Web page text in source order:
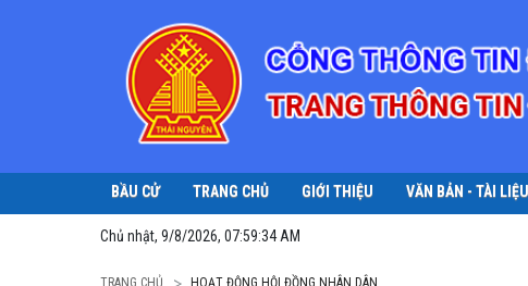
BẦU CỬ TRANG CHỦ GIỚI THIỆU VĂN BẢN - TÀI LIỆU
Chủ nhật, 9/8/2026, 07:59:34 AM
TRANG CHỦ HOẠT ĐỘNG HỘI ĐỒNG NHÂN DÂN